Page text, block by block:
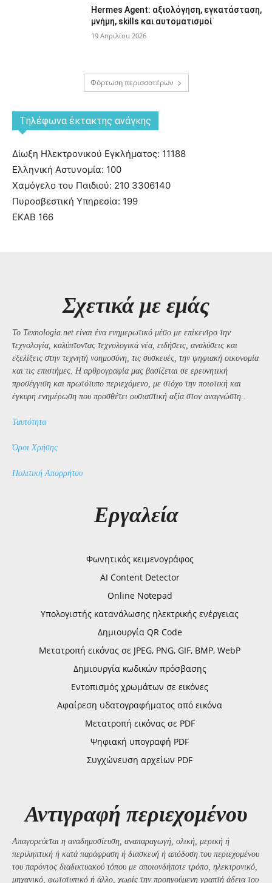
Hermes Agent: αξιολόγηση, εγκατάσταση,
μνήμη, skills και αυτοματισμοί
19 Απριλίου 2026
Φόρτωση περισσοτέρων
Tηλέφωνα έκτακτης ανάγκης
Δίωξη Ηλεκτρονικού Εγκλήματος: 11188
Ελληνική Αστυνομία: 100
Χαμόγελο του Παιδιού: 210 3306140
Πυροσβεστική Υπηρεσία: 199
ΕΚΑΒ 166
Σχετικά με εμάς
Το Texnologia.net είναι ένα ενημερωτικό μέσο με επίκεντρο την
τεχνολογία, καλύπτοντας τεχνολογικά νέα, ειδήσεις, αναλύσεις και
εξελίξεις στην τεχνητή νοημοσύνη, τις συσκευές, την ψηφιακή οικονομία
και τις επιστήμες. Η αρθρογραφία μας βασίζεται σε ερευνητική
προσέγγιση και πρωτότυπο περιεχόμενο, με στόχο την ποιοτική και
έγκυρη ενημέρωση που προσθέτει ουσιαστική αξία στον αναγνώστη..
Ταυτότητα
Όροι Χρήσης
Πολιτική Απορρήτου
Εργαλεία
Φωνητικός κειμενογράφος
AI Content Detector
Online Notepad
Υπολογιστής κατανάλωσης ηλεκτρικής ενέργειας
Δημιουργία QR Code
Μετατροπή εικόνας σε JPEG, PNG, GIF, BMP, WebP
Δημιουργία κωδικών πρόσβασης
Εντοπισμός χρωμάτων σε εικόνες
Αφαίρεση υδατογραφήματος από εικόνα
Μετατροπή εικόνας σε PDF
Ψηφιακή υπογραφή PDF
Συγχώνευση αρχείων PDF
Αντιγραφή περιεχομένου
Απαγορεύεται η αναδημοσίευση, αναπαραγωγή, ολική, μερική ή
περιληπτική ή κατά παράφραση ή διασκευή ή απόδοση του περιεχομένου
του παρόντος διαδικτυακού τόπου με οποιονδήποτε τρόπο, ηλεκτρονικό,
μηχανικό, φωτοτυπικό ή άλλο, χωρίς την προηγούμενη γραπτή άδεια του